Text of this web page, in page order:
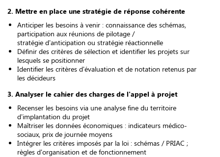
2. Mettre en place une stratégie de réponse cohérente
Anticiper les besoins à venir : connaissance des schémas,
participation aux réunions de pilotage /
stratégie d’anticipation ou stratégie réactionnelle
Définir des critères de sélection et identifier les projets sur
lesquels se positionner
Identifier les critères d'évaluation et de notation retenus par
les décideurs
3. Analyser le cahier des charges de l'appel à projet
Recenser les besoins via une analyse fine du territoire
d’implantation du projet
Maîtriser les données économiques : indicateurs médico-
sociaux, prix de journée moyens
Intégrer les critères imposés par la loi : schémas / PRIAC ;
règles d'organisation et de fonctionnement